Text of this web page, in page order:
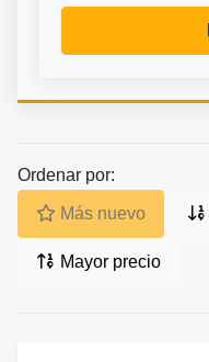
Ordenar por:
Más nuevo
Mayor precio